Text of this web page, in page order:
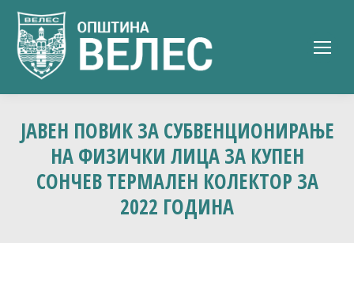
ЈАВЕН ПОВИК ЗА СУБВЕНЦИОНИРАЊЕ
НА ФИЗИЧКИ ЛИЦА ЗА КУПЕН
СОНЧЕВ ТЕРМАЛЕН КОЛЕКТОР ЗА
2022 ГОДИНА